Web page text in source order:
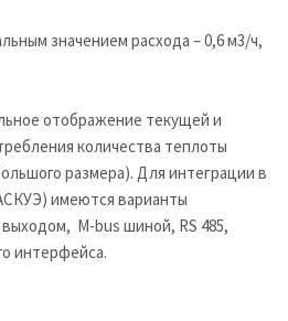
значением расхода – 0,6 м3/ч,
отображение текущей и
количества теплоты
размера). Для интеграции в
имеются варианты
M-bus шиной, RS 485,
интерфейса.